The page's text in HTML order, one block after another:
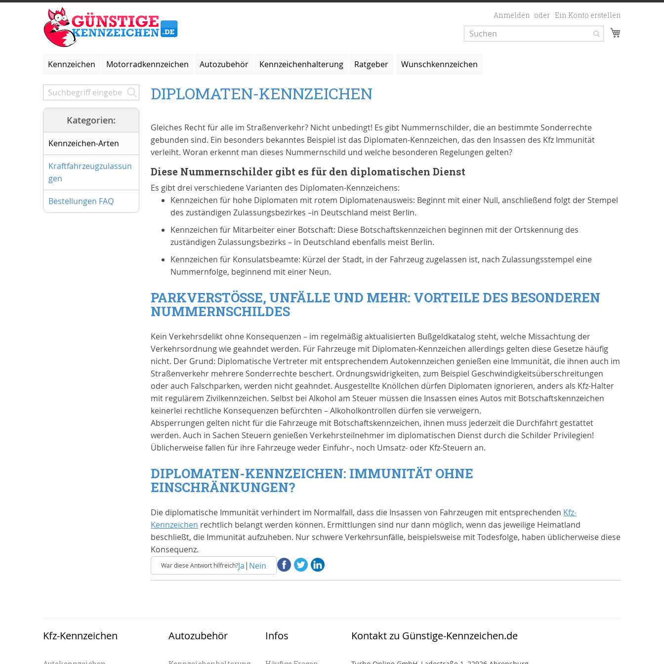
Zum
Inhalt
springen
Anmelden Ein Konto erstellen
Kennzeichen Motorradkennzeichen Autozubehör Kennzeichenhalterung Ratgeber Wunschkennzeichen
DIPLOMATEN-KENNZEICHEN
Gleiches Recht für alle im Straßenverkehr? Nicht unbedingt! Es gibt Nummernschilder, die an bestimmte Sonderrechte
gebunden sind. Ein besonders bekanntes Beispiel ist das Diplomaten-Kennzeichen, das den Insassen des Kfz Immunität
verleiht. Woran erkennt man dieses Nummernschild und welche besonderen Regelungen gelten?
Diese Nummernschilder gibt es für den diplomatischen Dienst
Es gibt drei verschiedene Varianten des Diplomaten-Kennzeichens:
Kennzeichen für hohe Diplomaten mit rotem Diplomatenausweis: Beginnt mit einer Null, anschließend folgt der Stempel
des zuständigen Zulassungsbezirkes –in Deutschland meist Berlin.
Kennzeichen für Mitarbeiter einer Botschaft: Diese Botschaftskennzeichen beginnen mit der Ortskennung des
zuständigen Zulassungsbezirks – in Deutschland ebenfalls meist Berlin.
Kennzeichen für Konsulatsbeamte: Kürzel der Stadt, in der Fahrzeug zugelassen ist, nach Zulassungsstempel eine
Nummernfolge, beginnend mit einer Neun.
PARKVERSTÖSSE, UNFÄLLE UND MEHR: VORTEILE DES BESONDEREN N
UMMERNSCHILDES
Kein Verkehrsdelikt ohne Konsequenzen – im regelmäßig aktualisierten Bußgeldkatalog steht, welche Missachtung der
Verkehrsordnung wie geahndet werden. Für Fahrzeuge mit Diplomaten-Kennzeichen allerdings gelten diese Gesetze häufig
nicht. Der Grund: Diplomatische Vertreter mit entsprechendem Autokennzeichen genießen eine Immunität, die ihnen auch im
Straßenverkehr mehrere Sonderrechte beschert. Ordnungswidrigkeiten, zum Beispiel Geschwindigkeitsüberschreitungen
oder auch Falschparken, werden nicht geahndet. Ausgestellte Knöllchen dürfen Diplomaten ignorieren, anders als Kfz-Halter
mit regulärem Zivilkennzeichen. Selbst bei Alkohol am Steuer müssen die Insassen eines Autos mit Botschaftskennzeichen
keinerlei rechtliche Konsequenzen befürchten – Alkoholkontrollen dürfen sie verweigern.
Absperrungen gelten nicht für die Fahrzeuge mit Botschaftskennzeichen, ihnen muss jederzeit die Durchfahrt gestattet
werden. Auch in Sachen Steuern genießen Verkehrsteilnehmer im diplomatischen Dienst durch die Schilder Privilegien!
Üblicherweise fallen für ihre Fahrzeuge weder Einfuhr-, noch Umsatz- oder Kfz-Steuern an.
DIPLOMATEN-KENNZEICHEN: IMMUNITÄT OHNE
EINSCHRÄNKUNGEN?
Die diplomatische Immunität verhindert im Normalfall, dass die Insassen von Fahrzeugen mit entsprechenden Kfz-
Kennzeichen rechtlich belangt werden können. Ermittlungen sind nur dann möglich, wenn das jeweilige Heimatland
beschließt, die Immunität aufzuheben. Nur schwere Verkehrsunfälle, beispielsweise mit Todesfolge, haben üblicherweise diese
Konsequenz.
War diese Antwort hilfreich?Ja| Nein
Kategorien:
Kennzeichen-Arten
Kraftfahrzeugzulassun
gen
Bestellungen FAQ
Kfz-Kennzeichen Autozubehör Infos Kontakt zu Günstige-Kennzeichen.de